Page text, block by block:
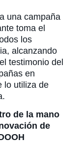
una campaña
toma el
los
alcanzando
testimonio del
en
lo utiliza de
de la mano
de